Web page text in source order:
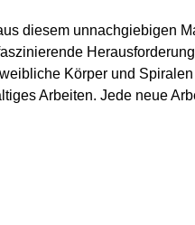
diesem unnachgiebigen
Körper und
Arbeiten. Jede neue